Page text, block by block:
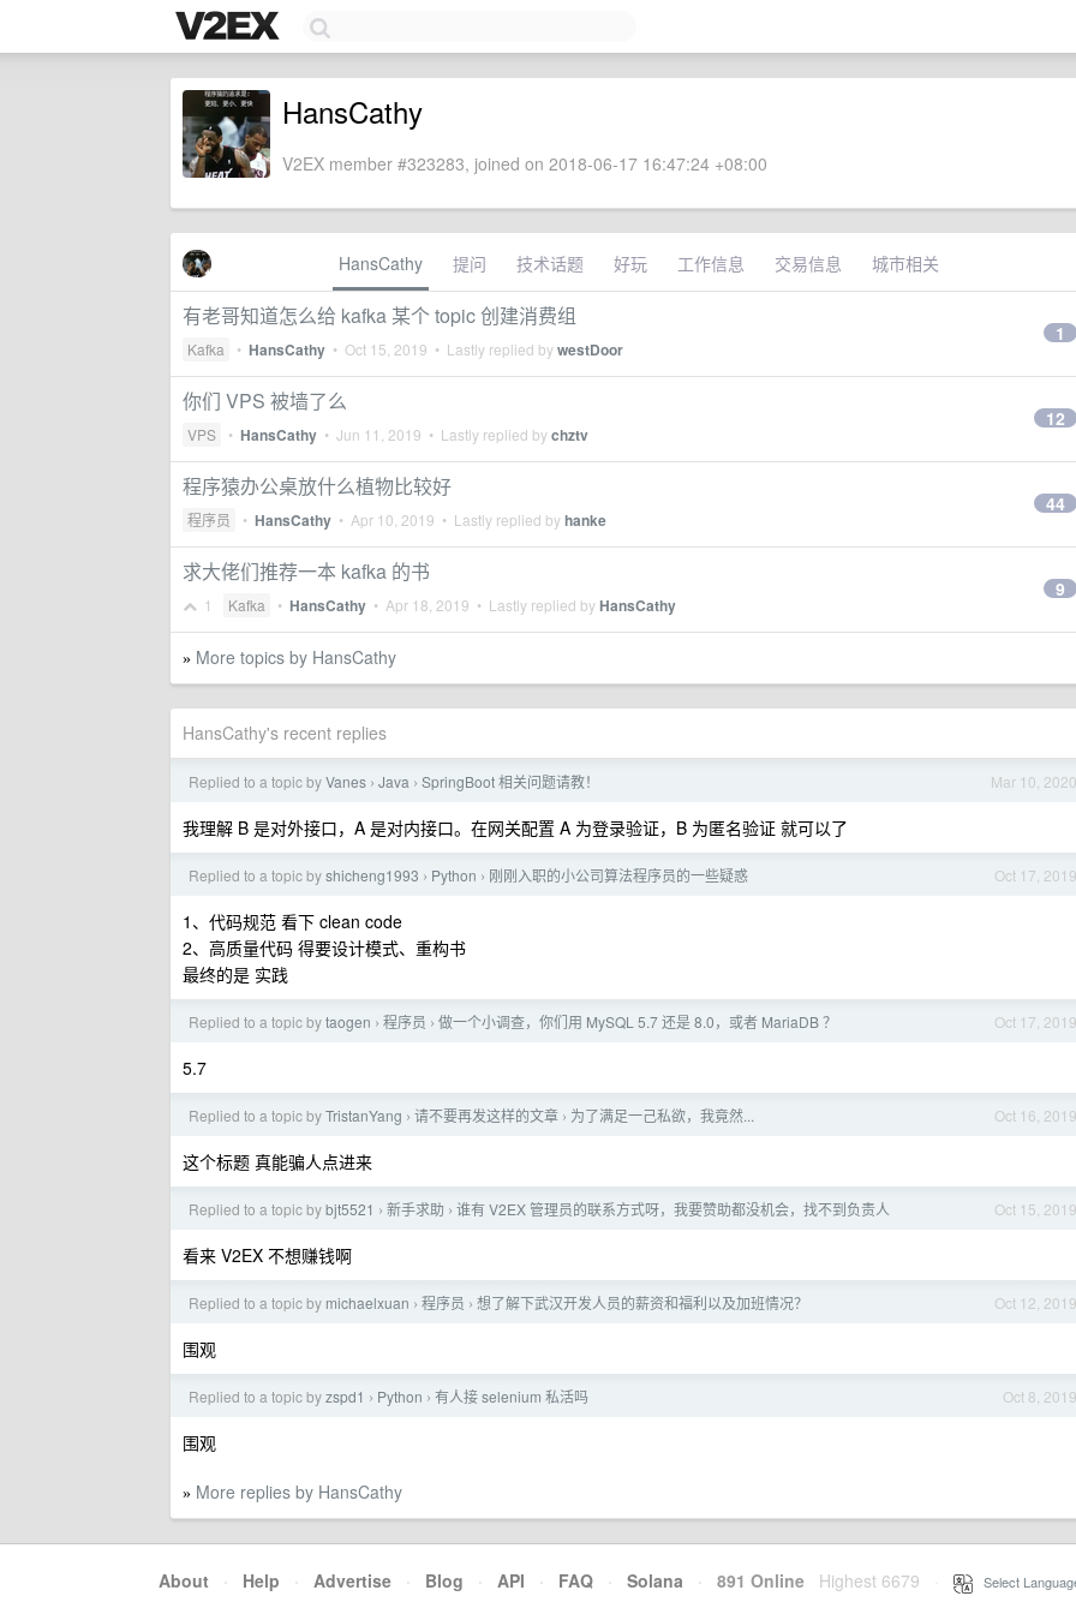
HansCathy
V2EX member #323283, joined on 2018-06-17 16:47:24 +08:00
HansCathy 提问 技术话题 好玩 工作信息 交易信息 城市相关
有老哥知道怎么给 kafka 某个 topic 创建消费组
Kafka • HansCathy • Oct 15, 2019 • Lastly replied bywestDoor
1
你们 VPS 被墙了么
VPS • HansCathy • Jun 11, 2019 • Lastly replied bychztv
12
程序猿办公桌放什么植物比较好
程序员 • HansCathy • Apr 10, 2019 • Lastly replied byhanke
44
求大佬们推荐一本 kafka 的书
1 Kafka • HansCathy • Apr 18, 2019 • Lastly replied byHansCathy
9
» More topics by HansCathy
HansCathy's recent replies
Mar 10, 2020
Replied to a topic byVanes › Java › SpringBoot 相关问题请教！
我理解 B 是对外接口，A 是对内接口。在网关配置 A 为登录验证，B 为匿名验证 就可以了
Oct 17, 2019
Replied to a topic byshicheng1993 › Python › 刚刚入职的小公司算法程序员的一些疑惑
1、代码规范 看下 clean code
2、高质量代码 得要设计模式、重构书
最终的是 实践
Oct 17, 2019
Replied to a topic bytaogen › 程序员 › 做一个小调查，你们用 MySQL 5.7 还是 8.0，或者 MariaDB ？
5.7
Oct 16, 2019
Replied to a topic byTristanYang › 请不要再发这样的文章 › 为了满足一己私欲，我竟然...
这个标题 真能骗人点进来
Oct 15, 2019
Replied to a topic bybjt5521 › 新手求助 › 谁有 V2EX 管理员的联系方式呀，我要赞助都没机会，找不到负责人
看来 V2EX 不想赚钱啊
Oct 12, 2019
Replied to a topic by michaelxuan › 程序员 › 想了解下武汉开发人员的薪资和福利以及加班情况？
围观
Oct 8, 2019
Replied to a topic byzspd1 › Python › 有人接 selenium 私活吗
围观
» More replies by HansCathy
About · Help · Advertise · Blog · API · FAQ · Solana · 891 Online Highest 6679 Select